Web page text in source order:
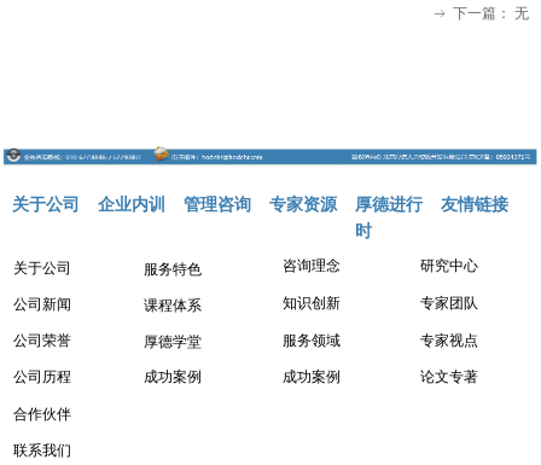
ꁹ 下一篇： 无
关于公司 企业内训 管理咨询 专家资源
厚德进行
时
友情链接
关于公司
公司新闻
公司荣誉
公司历程
合作伙伴
联系我们
服务特色
课程体系
厚德学堂
成功案例
咨询理念
知识创新
服务领域
成功案例
研究中心
专家团队
专家视点
论文专著